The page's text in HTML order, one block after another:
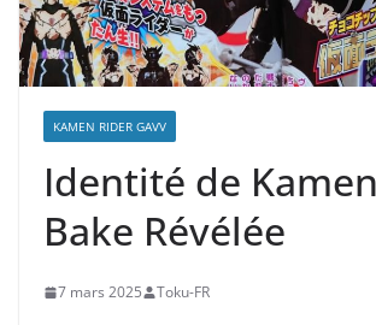
KAMEN RIDER GAVV
Identité de
Bake Révélée
7 mars 2025 Toku-FR